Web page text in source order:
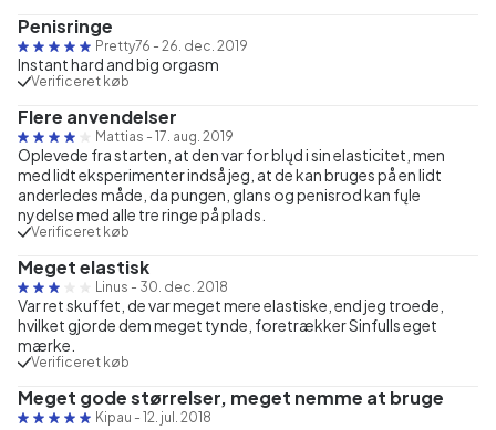
Penisringe
Pretty76 - 26. dec. 2019
Instant hard and big orgasm
Verificeret køb
Flere anvendelser
Mattias - 17. aug. 2019
Oplevede fra starten, at den var for blųd i sin elasticitet, men
med lidt eksperimenter indså jeg, at de kan bruges på en lidt
anderledes måde, da pungen, glans og penisrod kan fųle
nydelse med alle tre ringe på plads.
Verificeret køb
Meget elastisk
Linus - 30. dec. 2018
Var ret skuffet, de var meget mere elastiske, end jeg troede,
hvilket gjorde dem meget tynde, foretrækker Sinfulls eget
mærke.
Verificeret køb
Meget gode størrelser, meget nemme at bruge
Kipau - 12. jul. 2018